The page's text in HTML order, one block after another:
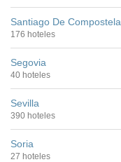
Santiago De Compostela
176 hoteles
Segovia
40 hoteles
Sevilla
390 hoteles
Soria
27 hoteles